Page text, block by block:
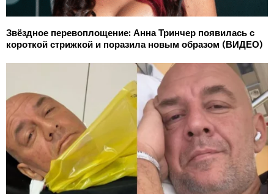
Звёздное перевоплощение: Анна Тринчер появилась с
короткой стрижкой и поразила новым образом (ВИДЕО)